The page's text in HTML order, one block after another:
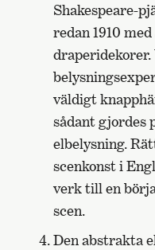
Shakespeare-
redan 1910
väldigt
sådant gjordes
elbelysning.
scenkonst i
verk till en
scen.
Den abstrakta